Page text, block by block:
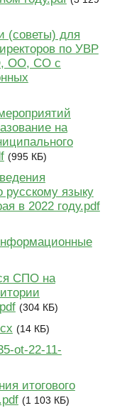
(советы) для
по УВР
ОО, СО с
на
(995 КБ)
русскому языку
в 2022 году.pdf
СПО на
(304 КБ)
(14 КБ)
ot-22-11-
итогового
(1 103 КБ)